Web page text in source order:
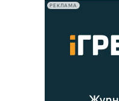
РЕКЛАМА